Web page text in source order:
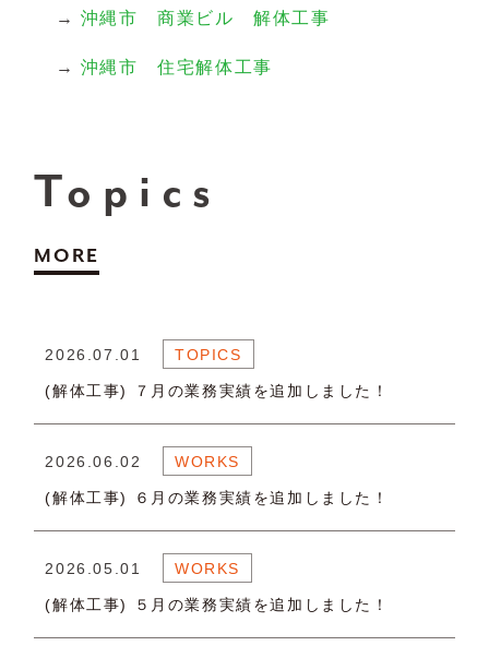
→ 沖縄市 商業ビル 解体工事
→ 沖縄市 住宅解体工事
Topics
MORE
2026.07.01 TOPICS
(解体工事) ７月の業務実績を追加しました！
2026.06.02 WORKS
(解体工事) ６月の業務実績を追加しました！
2026.05.01 WORKS
(解体工事) ５月の業務実績を追加しました！